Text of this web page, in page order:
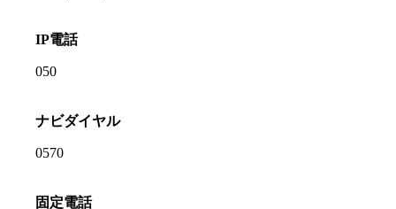
IP電話
050
ナビダイヤル
0570
固定電話